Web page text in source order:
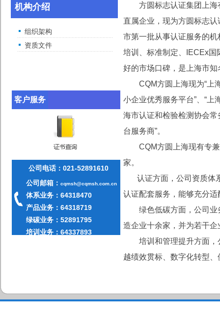
方圆标志认证集团上海
直属企业，现为方圆标志
市第一批从事认证服务的
培训、标准制定、IECEx国
好的市场口碑，是上海市知
CQM方圆上海现为“上海
小企业优秀服务平台”、“上
海市认证和检验检测协会
台服务商”。
CQM方圆上海现有专兼
家。
认证方面，公司资质体
认证配套服务，能够充分
绿色低碳方面，公司业
造企业十余家，并为若干
培训和管理提升方面，
越绩效贯标、数字化转型
机构介绍
组织架构
资质文件
客户服务
公司电话：021-52891610
公司邮箱： cqmsh@cqmsh.com.cn
体系业务：64318470
产品业务：64318719
绿碳业务：52891795
培训业务：64337893